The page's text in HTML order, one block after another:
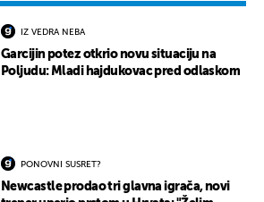
IZ VEDRA NEBA
Garcijin potez otkrio novu situaciju na
Poljudu: Mladi hajdukovac pred odlaskom
PONOVNI SUSRET?
Newcastle prodao tri glavna igrača, novi